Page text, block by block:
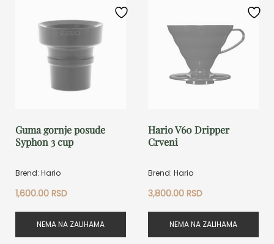
Guma gornje posude
Syphon 3 cup
Brend: Hario
1,600.00 RSD
NEMA NA ZALIHAMA
Hario V60 Dripper
Crveni
Brend: Hario
3,800.00RSD
NEMA NA ZALIHAMA